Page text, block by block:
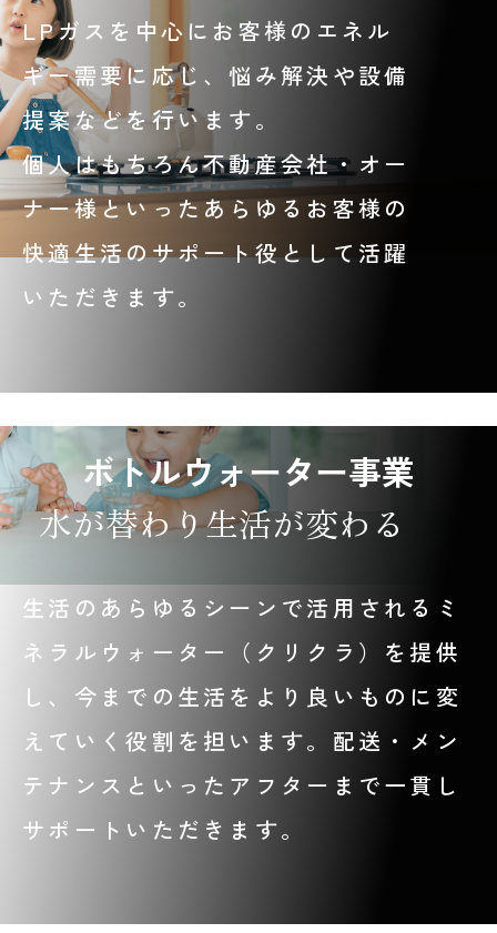
LPガスを中心にお客様のエネル
ギー需要に応じ、悩み解決や設備
提案などを行います。
個人はもちろん不動産会社・オー
ナー様といったあらゆるお客様の
快適生活のサポート役として活躍
いただきます。
ボトルウォーター事業
水が替わり生活が変わる
生活のあらゆるシーンで活用されるミ
ネラルウォーター（クリクラ）を提供
し、今までの生活をより良いものに変
えていく役割を担います。配送・メン
テナンスといったアフターまで一貫し
サポートいただきます。